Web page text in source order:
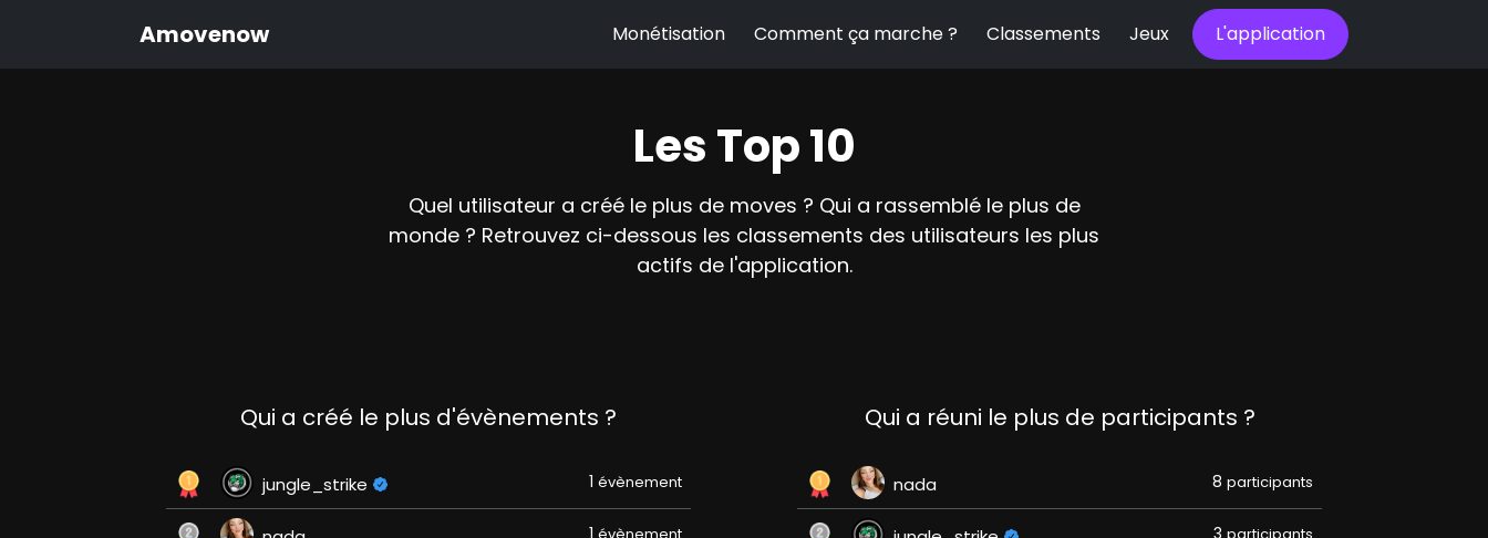
Amovenow Monétisation Comment ça marche ? Classements Jeux L'application
Les Top 10
Quel utilisateur a créé le plus de moves ? Qui a rassemblé le plus de
monde ? Retrouvez ci-dessous les classements des utilisateurs les plus
actifs de l'application.
Qui a créé le plus d'évènements ?
jungle_strike 1 évènement
1
Qui a réuni le plus de participants ?
nada 8 participants
3